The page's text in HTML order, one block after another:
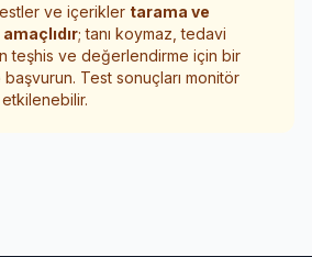
ve içerikler tarama ve
; tanı koymaz, tedavi
teşhis ve değerlendirme için bir
başvurun. Test sonuçları monitör
etkilenebilir.